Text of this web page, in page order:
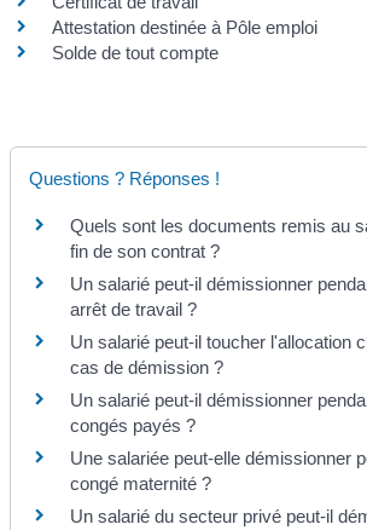
Attestation destinée à Pôle emploi
Solde de tout compte
Questions ? Réponses !
Quels sont les documents remis au
fin de son contrat ?
Un salarié peut-il démissionner
arrêt de travail ?
Un salarié peut-il toucher l'allocation
cas de démission ?
Un salarié peut-il démissionner
congés payés ?
Une salariée peut-elle démissionner
congé maternité ?
Un salarié du secteur privé peut-il